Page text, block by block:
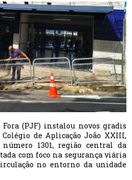
(PJF) instalou novos gradis
de Aplicação João XXIII,
1301, região central da
com foco na segurança viária
no entorno da unidade